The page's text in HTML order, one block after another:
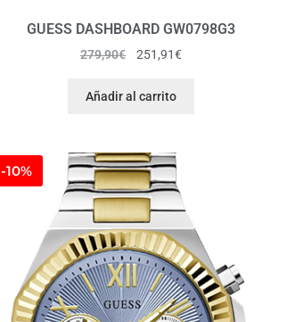
GUESS DASHBOARD GW0798G3
279,90€ 251,91€
Añadir al carrito
-10%